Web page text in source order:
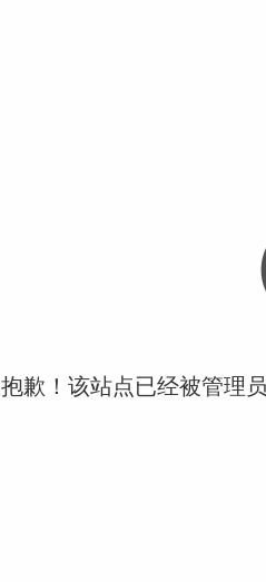
抱歉！该站点已经被管理